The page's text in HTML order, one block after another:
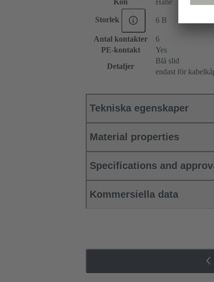
Kön
Hane
Storlek 6 B
Antal kontakter
6
PE-kontakt
Yes
Detaljer
Blå slid
endast för
Tekniska egenskaper
Material properties
Specifications and
Kommersiella data